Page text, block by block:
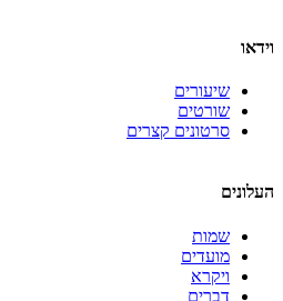
וידאו
שיעורים
שורטים
סרטונים קצרים
העלונים
שמות
מועדים
ויקרא
דברים